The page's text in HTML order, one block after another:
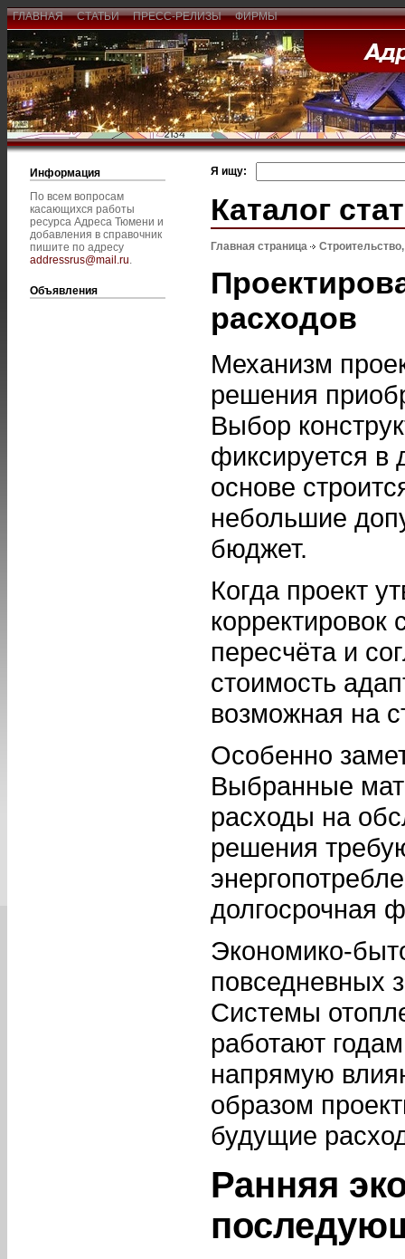
ГЛАВНАЯ СТАТЬИ ПРЕСС-РЕЛИЗЫ ФИРМЫ
Информация
По всем вопросам
касающихся работы
ресурса Адреса Тюмени и
добавления в справочник
пишите по адресу
addressrus@mail.ru.
Объявления
Я ищу:
Каталог
Главная страница
расходов
Механизм
решения
Выбор
фиксируется в
основе
небольшие
бюджет.
Когда проект
пересчёта и
стоимость
возможная на
Особенно
Выбранные
расходы на
решения
долгосрочная
Экономико-
повседневных
Системы
работают
напрямую
образом
будущие
Ранняя